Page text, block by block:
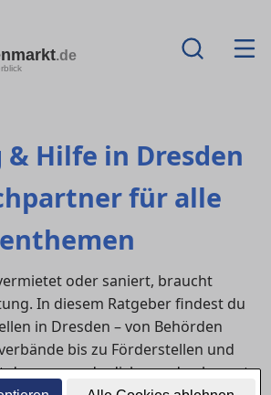
.de
Hilfe in Dresden
für alle
oder saniert, braucht
In diesem Ratgeber findest du
in Dresden – von Behörden
bis zu Förderstellen und
du, an wen du dich wenden kannst,